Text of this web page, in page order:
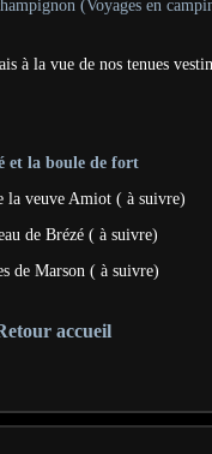
à la vue de nos tenues
et la boule de fort
la veuve Amiot ( à suivre)
de Brézé ( à suivre)
de Marson ( à suivre)
accueil